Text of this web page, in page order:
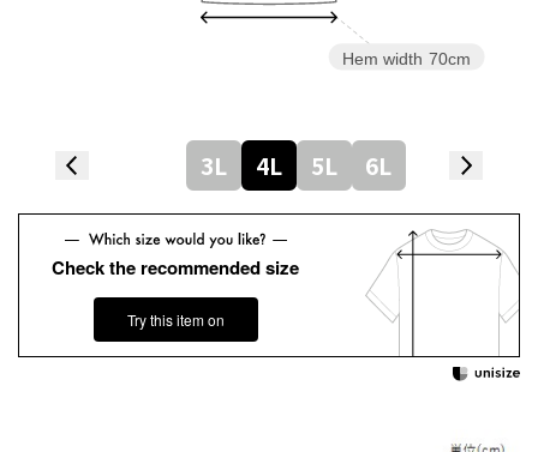
Hem width 70cm
3L 4L 5L 6L
Check the recommended size
Try this item on